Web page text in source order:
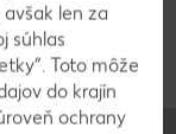
e-shope
košíku do
s inými
len za
súhlas
Toto môže
do krajín
ochrany